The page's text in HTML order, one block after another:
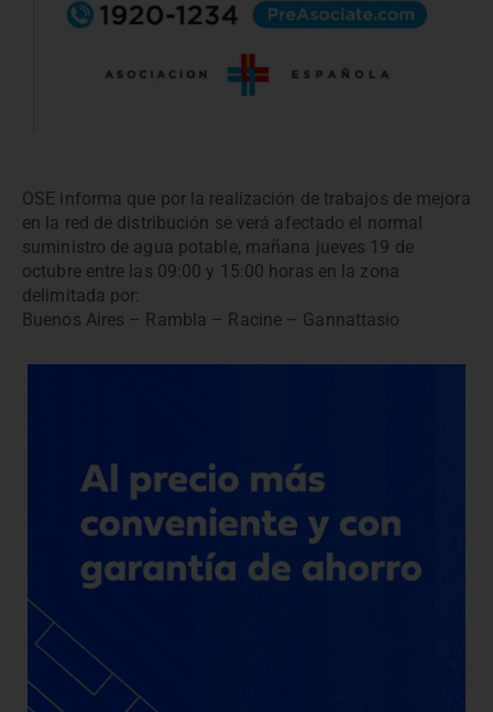
OSE informa que por la realización de trabajos de mejora
en la red de distribución se verá afectado el normal
suministro de agua potable, mañana jueves 19 de
octubre entre las 09:00 y 15:00 horas en la zona
delimitada por:
Buenos Aires – Rambla – Racine – Gannattasio